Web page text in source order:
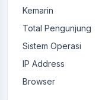
Kemarin
Total Pengunjung
Sistem Operasi
IP Address
Browser